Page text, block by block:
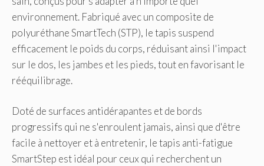
environnement. Fabriqué avec un composite de
polyuréthane SmartTech (STP), le tapis suspend
efficacement le poids du corps, réduisant ainsi l'impact
sur le dos, les jambes et les pieds, tout en favorisant le
rééquilibrage.
Doté de surfaces antidérapantes et de bords
progressifs qui ne s'enroulent jamais, ainsi que d'être
facile à nettoyer et à entretenir, le tapis anti-fatigue
SmartStep est idéal pour ceux qui recherchent un